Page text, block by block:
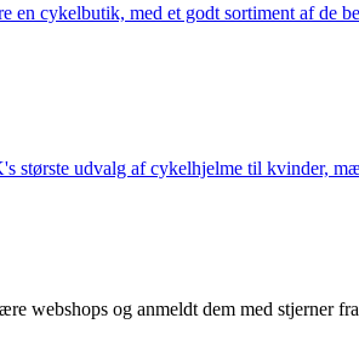
en cykelbutik, med et godt sortiment af de
største udvalg af cykelhjelme til kvinder,
webshops og anmeldt dem med stjerner